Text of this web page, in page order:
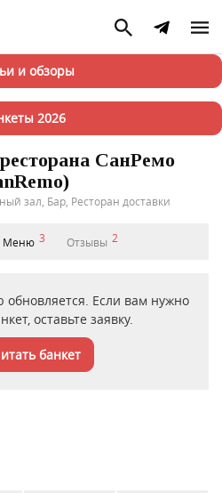
и обзоры
2026
СанРемо
зал, Бар, Ресторан доставки
Меню 3 Отзывы 2
Если вам нужно
оставьте заявку.
банкет